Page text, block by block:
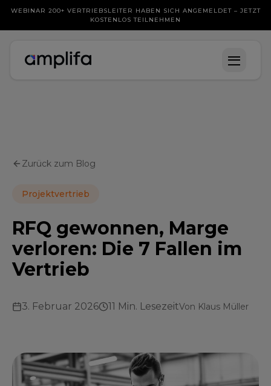
WEBINAR 200+ VERTRIEBSLEITER HABEN SICH ANGEMELDET – JETZT
KOSTENLOS TEILNEHMEN
Zurück zum Blog
Projektvertrieb
RFQ gewonnen, Marge
verloren: Die 7 Fallen im
Vertrieb
3. Februar 2026 11 Min. LesezeitVon Klaus Müller